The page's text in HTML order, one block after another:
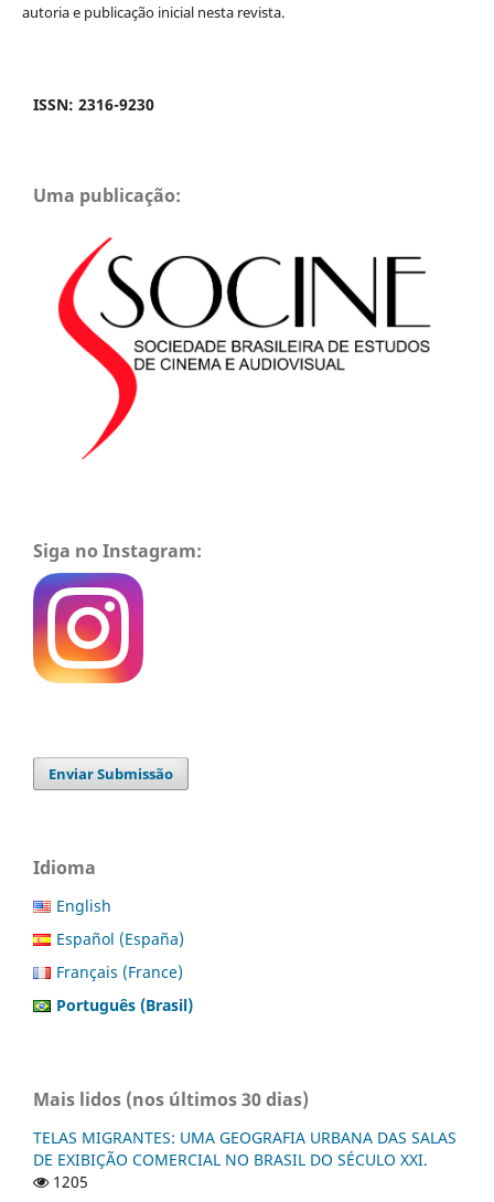
autoria e publicação inicial nesta revista.
ISSN: 2316-9230
Uma publicação:
Siga no Instagram:
Enviar Submissão
Idioma
English
Español (España)
Français (France)
Português (Brasil)
Mais lidos (nos últimos 30 dias)
TELAS MIGRANTES: UMA GEOGRAFIA URBANA DAS SALAS
DE EXIBIÇÃO COMERCIAL NO BRASIL DO SÉCULO XXI.
1205